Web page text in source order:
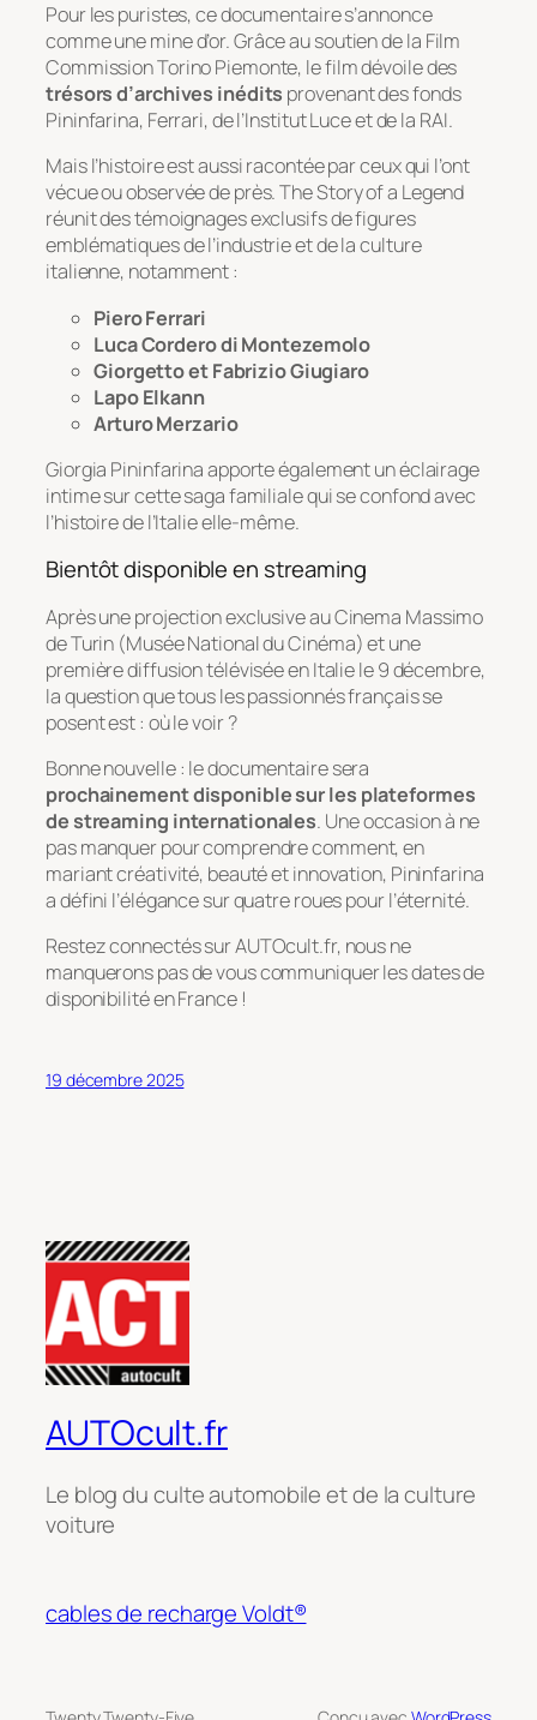
Pour les puristes, ce documentaire s’annonce
comme une mine d’or. Grâce au soutien de la Film
Commission Torino Piemonte, le film dévoile des
trésors d’archives inédits provenant des fonds
Pininfarina, Ferrari, de l’Institut Luce et de la RAI.
Mais l’histoire est aussi racontée par ceux qui l’ont
vécue ou observée de près.The Story of a Legend
réunit des témoignages exclusifs de figures
emblématiques de l’industrie et de la culture
italienne, notamment :
Piero Ferrari
Luca Cordero di Montezemolo
Giorgetto et Fabrizio Giugiaro
Lapo Elkann
Arturo Merzario
Giorgia Pininfarina apporte également un éclairage
intime sur cette saga familiale qui se confond avec
l’histoire de l’Italie elle-même.
Bientôt disponible en streaming
Après une projection exclusive auCinema Massimo
de Turin (Musée National du Cinéma) et une
première diffusion télévisée en Italie le 9 décembre,
la question que tous les passionnés français se
posent est : où le voir ?
Bonne nouvelle : le documentaire sera
prochainement disponible sur les plateformes
de streaming internationales. Une occasion à ne
pas manquer pour comprendre comment, en
mariant créativité, beauté et innovation, Pininfarina
a défini l’élégance sur quatre roues pour l’éternité.
Restez connectés sur AUTOcult.fr, nous ne
manquerons pas de vous communiquer les dates de
disponibilité en France !
19 décembre 2025
AUTOcult.fr
Le blog du culte automobile et de la culture
voiture
cables de recharge Voldt®